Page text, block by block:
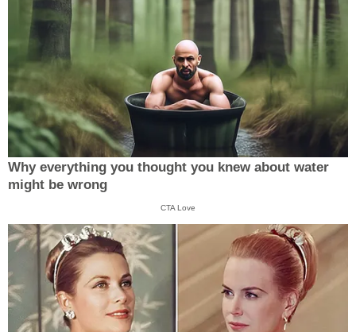
Why everything you thought you knew about water
might be wrong
CTA Love